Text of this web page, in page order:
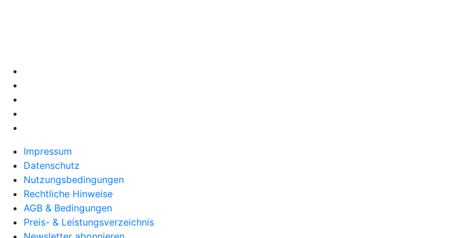
Impressum
Datenschutz
Nutzungsbedingungen
Rechtliche Hinweise
AGB & Bedingungen
Preis- & Leistungsverzeichnis